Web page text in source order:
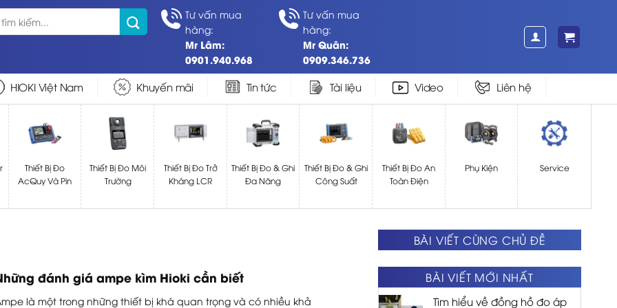
Tư vấn mua
hàng:
Mr Lâm:
0901.940.968
Tư vấn mua
hàng:
Mr Quân:
0909.346.736
HIOKI Việt Nam Khuyến mãi Tin tức Tài liệu Video Liên hệ
Thiết Bị Đo
AcQuy Và Pin
Thiết Bị Đo Môi
Trường
Thiết Bị Đo Trở
Kháng LCR
Thiết Bị Đo & Ghi
Đa Năng
Thiết Bị Đo & Ghi
Công Suất
Thiết Bị Đo An
Toàn Điện
Phụ Kiện Service
đánh giá ampe kìm Hioki cần biết
là một trong những thiết bị khá quan trọng và có nhiều khả
BÀI VIẾT CÙNG CHỦ ĐỀ
BÀI VIẾT MỚI NHẤT
Tìm hiểu về đồng hồ đo áp